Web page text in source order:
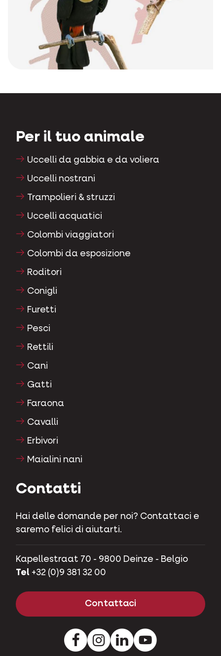
Uccelli da gabbia e da voliera
Uccelli nostrani
Trampolieri & struzzi
Uccelli acquatici
Colombi viaggiatori
Colombi da esposizione
Roditori
Conigli
Furetti
Pesci
Rettili
Cani
Gatti
Faraona
Cavalli
Erbivori
Maialini nani
Hai delle domande per noi? Contattaci e